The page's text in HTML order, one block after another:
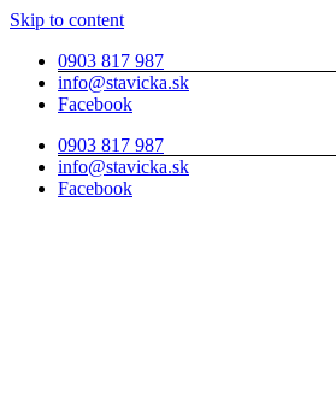
Skip to content
0903 817 987
info@stavicka.sk
Facebook
0903 817 987
info@stavicka.sk
Facebook